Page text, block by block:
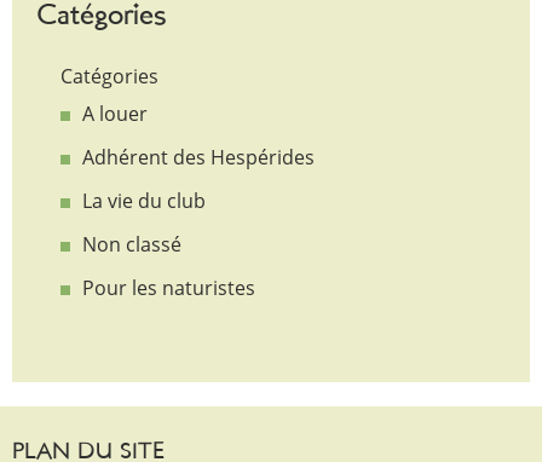
Catégories
Catégories
A louer
Adhérent des Hespérides
La vie du club
Non classé
Pour les naturistes
PLAN DU SITE